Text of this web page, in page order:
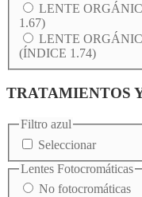
LENTE
1.67)
LENTE
(ÍNDICE 1.74)
TRATAMIENTOS
Filtro azul
Seleccionar
Lentes Fotocromáticas
No fotocromáticas